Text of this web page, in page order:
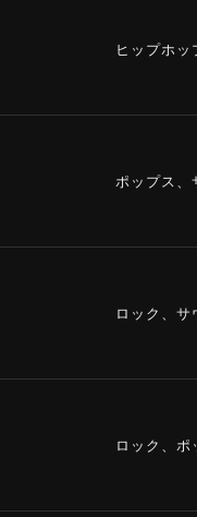
ヒップホッ
ポップス、
ロック、サ
ロック、ポ